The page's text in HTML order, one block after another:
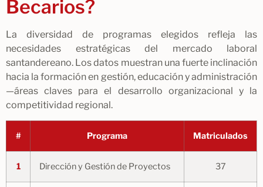
Becarios?
La diversidad de programas elegidos refleja las
necesidades estratégicas del mercado laboral
santandereano. Los datos muestran una fuerte inclinación
hacia la formación en gestión, educación y administración
—áreas claves para el desarrollo organizacional y la
competitividad regional.
# Programa Matriculados
1 Dirección y Gestión de Proyectos 37